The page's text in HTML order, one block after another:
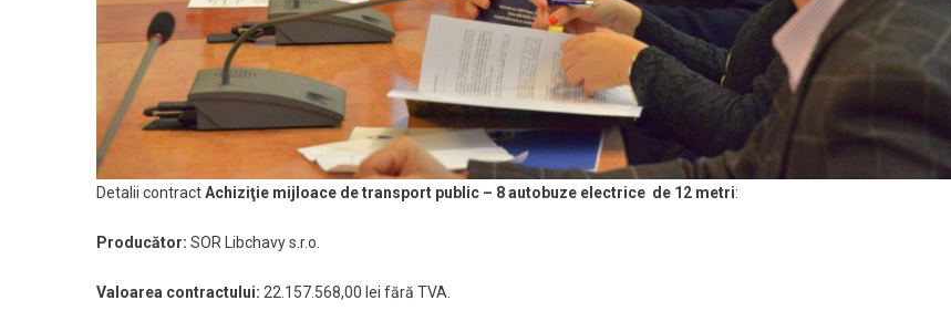
Detalii contractAchiziţie mijloace de transport public – 8 autobuze electrice de 12 metri:
Producător: SOR Libchavy s.r.o.
Valoarea contractului: 22.157.568,00 lei fără TVA.